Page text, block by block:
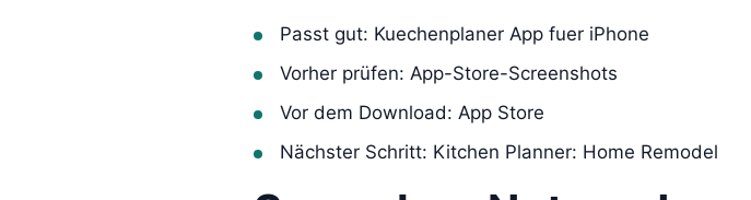
Passt gut: Kuechenplaner App fuer iPhone
Vorher prüfen: App-Store-Screenshots
Vor dem Download: App Store
Nächster Schritt: Kitchen Planner: Home Remodel